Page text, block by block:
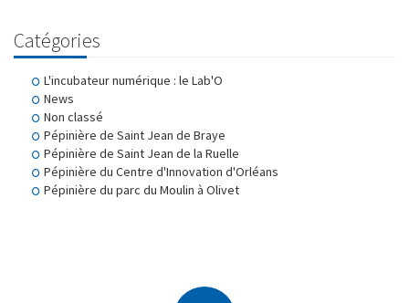
Catégories
L'incubateur numérique : le Lab'O
News
Non classé
Pépinière de Saint Jean de Braye
Pépinière de Saint Jean de la Ruelle
Pépinière du Centre d'Innovation d'Orléans
Pépinière du parc du Moulin à Olivet